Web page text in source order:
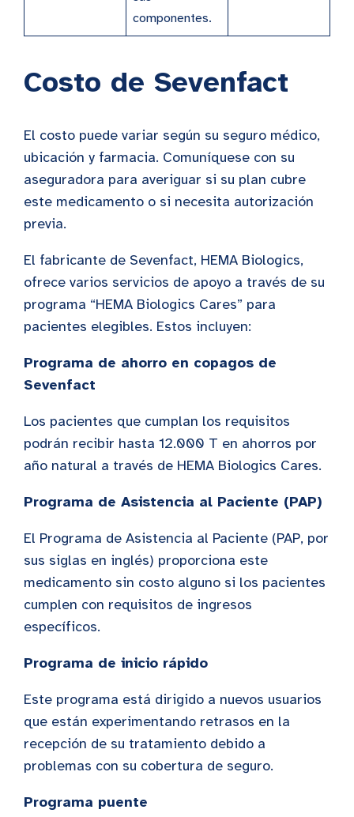
componentes.
Costo de Sevenfact
El costo puede variar según su seguro médico,
ubicación y farmacia. Comuníquese con su
aseguradora para averiguar si su plan cubre
este medicamento o si necesita autorización
previa.
El fabricante de Sevenfact, HEMA Biologics,
ofrece varios servicios de apoyo a través de su
programa “HEMA Biologics Cares” para
pacientes elegibles. Estos incluyen:
Programa de ahorro en copagos de
Sevenfact
Los pacientes que cumplan los requisitos
podrán recibir hasta 12.000 T en ahorros por
año natural a través de HEMA Biologics Cares.
Programa de Asistencia al Paciente (PAP)
El Programa de Asistencia al Paciente (PAP, por
sus siglas en inglés) proporciona este
medicamento sin costo alguno si los pacientes
cumplen con requisitos de ingresos
específicos.
Programa de inicio rápido
Este programa está dirigido a nuevos usuarios
que están experimentando retrasos en la
recepción de su tratamiento debido a
problemas con su cobertura de seguro.
Programa puente